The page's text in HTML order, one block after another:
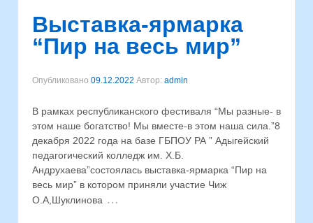
Выставка-ярмарка
“Пир на весь мир”
Опубликовано 09.12.2022 Автор: admin
В рамках республиканского фестиваля “Мы разные- в
этом наше богатство! Мы вместе-в этом наша сила.”8
декабря 2022 года на базе ГБПОУ РА ” Адыгейский
педагогический колледж им. Х.Б.
Андрухаева”состоялась выставка-ярмарка “Пир на
весь мир” в котором приняли участие Чиж
О.А,Шуклинова …